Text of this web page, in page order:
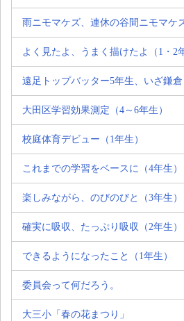
雨ニモマケズ、連休の谷間ニモマケ
よく見たよ、うまく描けたよ（1・2
遠足トップバッター5年生、いざ鎌倉
大田区学習効果測定（4～6年生）
校庭体育デビュー（1年生）
これまでの学習をベースに（4年生）
楽しみながら、のびのびと（3年生）
確実に吸収、たっぷり吸収（2年生）
できるようになったこと（1年生）
委員会って何だろう。
大三小「春の花まつり」